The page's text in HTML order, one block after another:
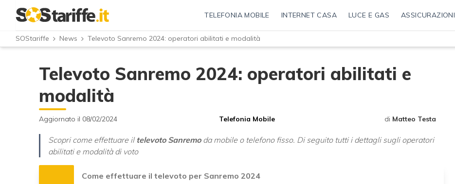
TELEFONIA MOBILE INTERNET CASA LUCE E GAS ASSICURAZIONI
SOStariffe News Televoto Sanremo 2024: operatori abilitati e modalità
Televoto Sanremo 2024: operatori abilitati e
modalità
Aggiornato il 08/02/2024 Telefonia Mobile di Matteo Testa
Scopri come effettuare il televoto Sanremoda mobile o telefono fisso. Di seguito tutti i dettagli sugli operatori
abilitati e modalità di voto
Come effettuare il televoto per Sanremo 2024